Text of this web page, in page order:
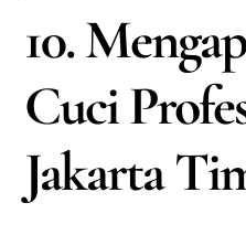
10.
Cuci
Jakarta